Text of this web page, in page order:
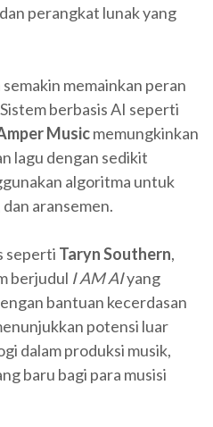
perangkat lunak yang
semakin memainkan peran
berbasis AI seperti
Musicmemungkinkan
lagu dengan sedikit
algoritma untuk
aransemen.
seperti Taryn Southern,
berjudul I AM AIyang
bantuan kecerdasan
potensi luar
dalam produksi musik,
baru bagi para musisi